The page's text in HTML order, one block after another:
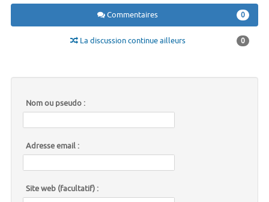
Commentaires 0
La discussion continue ailleurs 0
Nom ou pseudo :
Adresse email :
Site web (facultatif) :